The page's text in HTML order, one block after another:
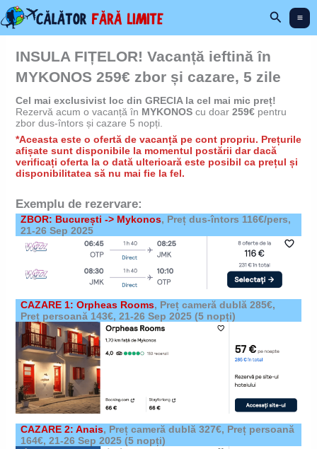
Skip
to
content
Search
INSULA FIȚELOR! Vacanță ieftină în
MYKONOS 259€ zbor și cazare, 5 zile
Cel mai exclusivist loc din GRECIA la cel mai mic preț!
Rezervă acum o vacanță în MYKONOScu doar259€pentru
zbor dus-întors și cazare 5 nopți.
*Aceasta este o ofertă de vacanță pe cont propriu. Prețurile
afișate sunt disponibile la momentul postării dar dacă
verificați oferta la o dată ulterioară este posibil ca prețul și
disponibilitatea să nu mai fie la fel.
Exemplu de rezervare:
ZBOR: București -> Mykonos, Preț dus-întors 116€/pers,
21-26 Sep 2025
CAZARE 1: Orpheas Rooms, Preț cameră dublă 285€,
Preț persoană 143€, 21-26 Sep 2025(5 nopți)
CAZARE 2: Anais, Preț cameră dublă 327€, Preț persoană
164€, 21-26 Sep 2025(5 nopți)